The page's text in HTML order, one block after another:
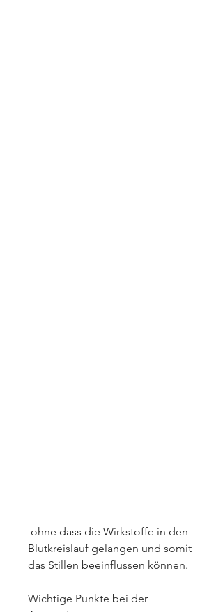
Blutkreislauf gelangen und somit
das Stillen beeinflussen können.
Wichtige Punkte bei der